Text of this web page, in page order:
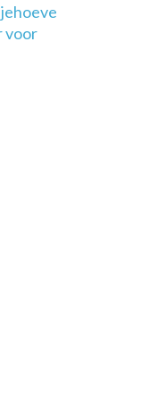
voor